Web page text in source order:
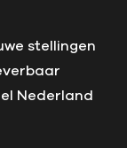
stellingen
Nederland